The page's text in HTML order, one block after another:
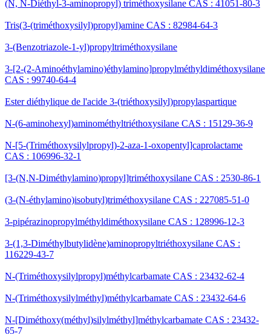
(N, N-Diéthyl-3-aminopropyl) triméthoxysilane CAS : 41051-80-3
Tris(3-(triméthoxysilyl)propyl)amine CAS : 82984-64-3
3-(Benzotriazole-1-yl)propyltriméthoxysilane
3-[2-(2-Aminoéthylamino)éthylamino]propylméthyldiméthoxysilane
CAS : 99740-64-4
Ester diéthylique de l'acide 3-(triéthoxysilyl)propylaspartique
N-(6-aminohexyl)aminométhyltriéthoxysilane CAS : 15129-36-9
N-[5-(Triméthoxysilylpropyl)-2-aza-1-oxopentyl]caprolactame
CAS : 106996-32-1
[3-(N,N-Diméthylamino)propyl]triméthoxysilane CAS : 2530-86-1
(3-(N-éthylamino)isobutyl)triméthoxysilane CAS : 227085-51-0
3-pipérazinopropylméthyldiméthoxysilane CAS : 128996-12-3
3-(1,3-Diméthylbutylidène)aminopropyltriéthoxysilane CAS :
116229-43-7
N-(Triméthoxysilylpropyl)méthylcarbamate CAS : 23432-62-4
N-(Triméthoxysilylméthyl)méthylcarbamate CAS : 23432-64-6
N-[Diméthoxy(méthyl)silylméthyl]méthylcarbamate CAS : 23432-
65-7